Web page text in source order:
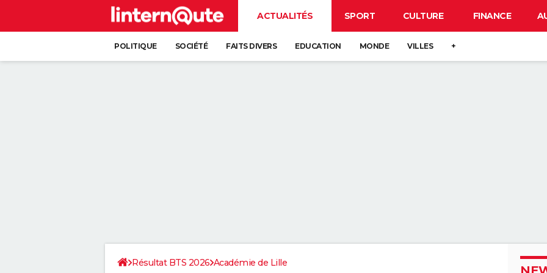
ACTUALITÉS SPORT CULTURE FINANCE
POLITIQUE SOCIÉTÉ FAITS DIVERS EDUCATION MONDE VILLES +
Résultat BTS 2026 Académie de Lille